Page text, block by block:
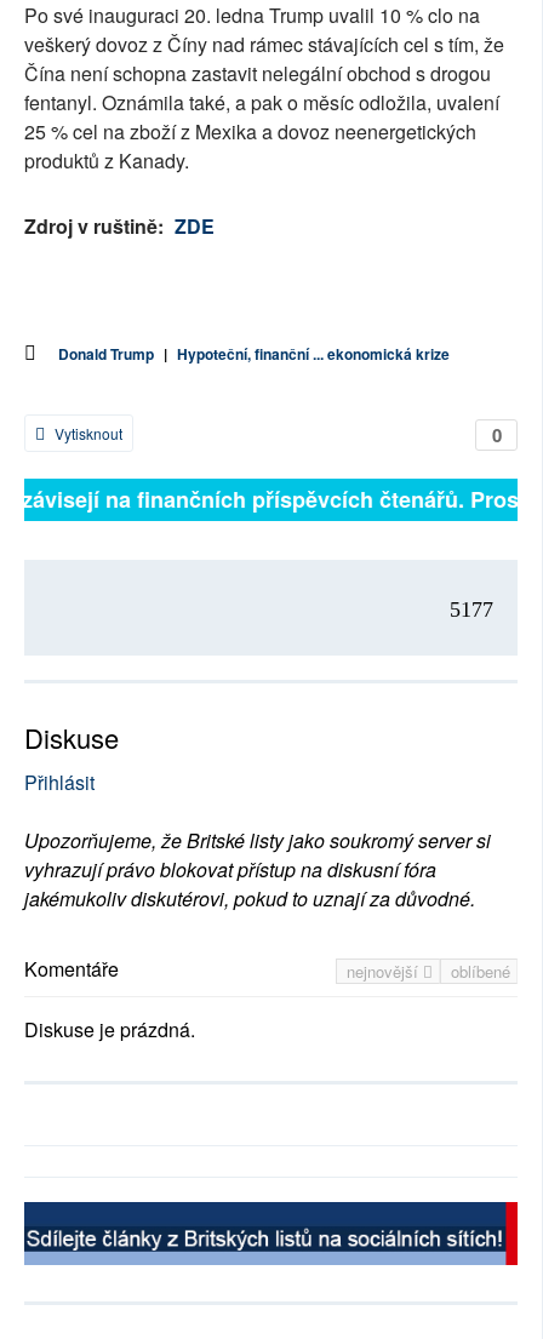
Po své inauguraci 20. ledna Trump uvalil 10 % clo na
veškerý dovoz z Číny nad rámec stávajících cel s tím, že
Čína není schopna zastavit nelegální obchod s drogou
fentanyl. Oznámila také, a pak o měsíc odložila, uvalení
25 % cel na zboží z Mexika a dovoz neenergetických
produktů z Kanady.
Zdroj v ruštině: ZDE
Donald Trump | Hypoteční, finanční ... ekonomická krize
0
Vytisknout
na finančních příspěvcích čtenářů.
5177
Diskuse
Přihlásit
Upozorňujeme, že Britské listy jako soukromý server si
vyhrazují právo blokovat přístup na diskusní fóra
jakémukoliv diskutérovi, pokud to uznají za důvodné.
nejnovější oblíbené
Komentáře
Diskuse je prázdná.